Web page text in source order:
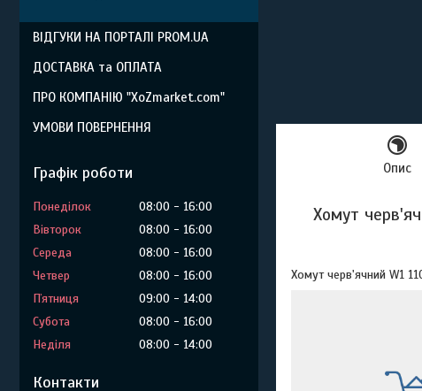
Опис
Хомут
Хомут черв'ячний W1
ВІДГУКИ НА ПОРТАЛІ PROM.UA
ДОСТАВКА та ОПЛАТА
ПРО КОМПАНІЮ "XoZmarket.com"
УМОВИ ПОВЕРНЕННЯ
Графік роботи
Понеділок 08:00
16:00
Вівторок
08:00
16:00
Середа
08:00
16:00
Четвер
08:00
16:00
Пʼятниця
09:00
14:00
Субота
08:00
16:00
Неділя
08:00 14:00
Контакти